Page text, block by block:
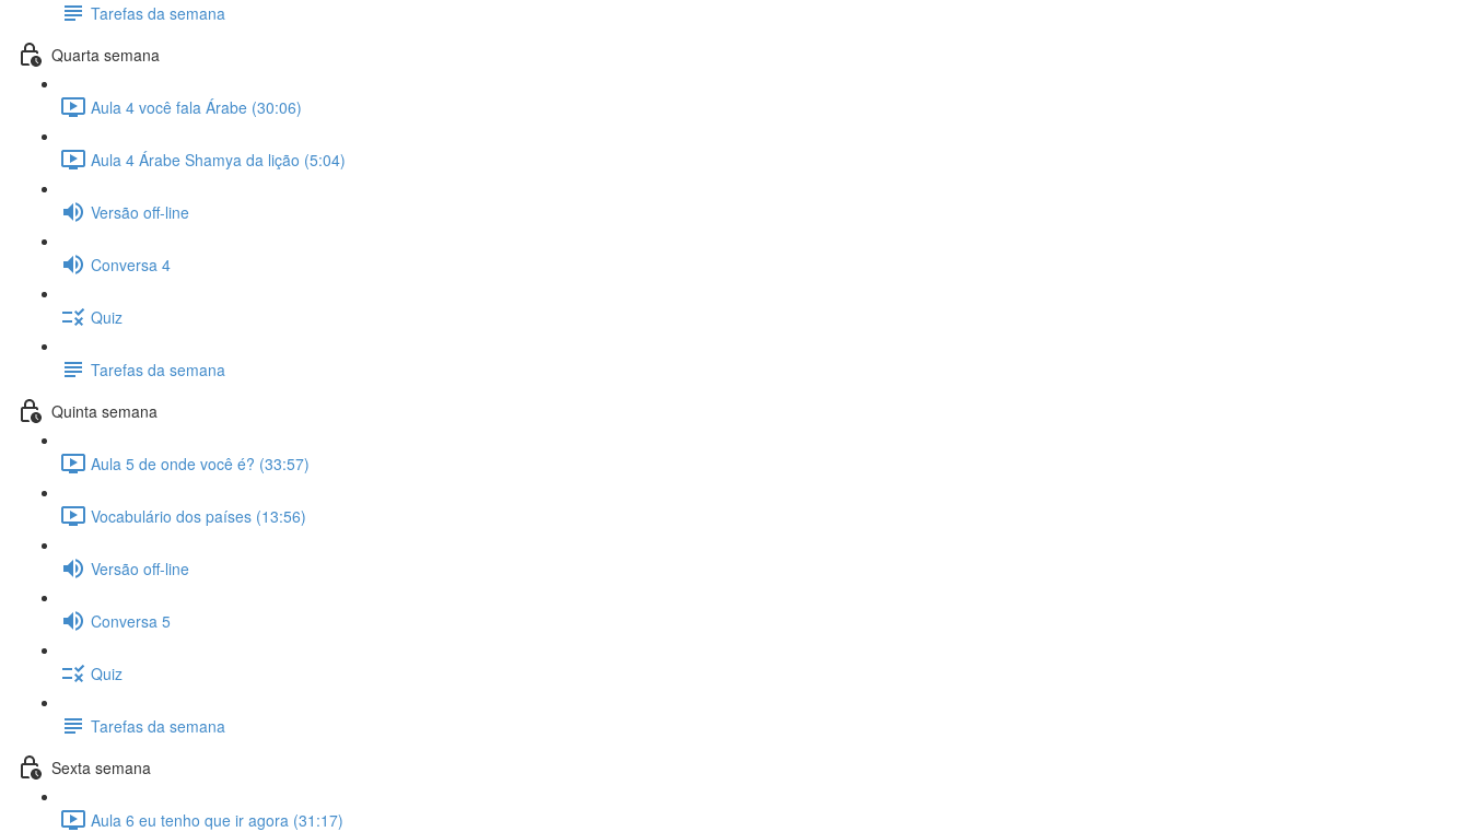
Tarefas da semana
Quarta semana
Aula 4 você fala Árabe (30:06)
Aula 4 Árabe Shamya da lição (5:04)
Versão off-line
Conversa 4
Quiz
Tarefas da semana
Quinta semana
Aula 5 de onde você é? (33:57)
Vocabulário dos países (13:56)
Versão off-line
Conversa 5
Quiz
Tarefas da semana
Sexta semana
Aula 6 eu tenho que ir agora (31:17)